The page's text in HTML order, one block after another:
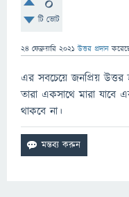
টি ভোট
24 ফেব্রুয়ারি 2021 উত্তর প্রদান
এর সবচেয়ে জনপ্রিয় উত্তর
তারা একসাথে মারা
থাকবে না।